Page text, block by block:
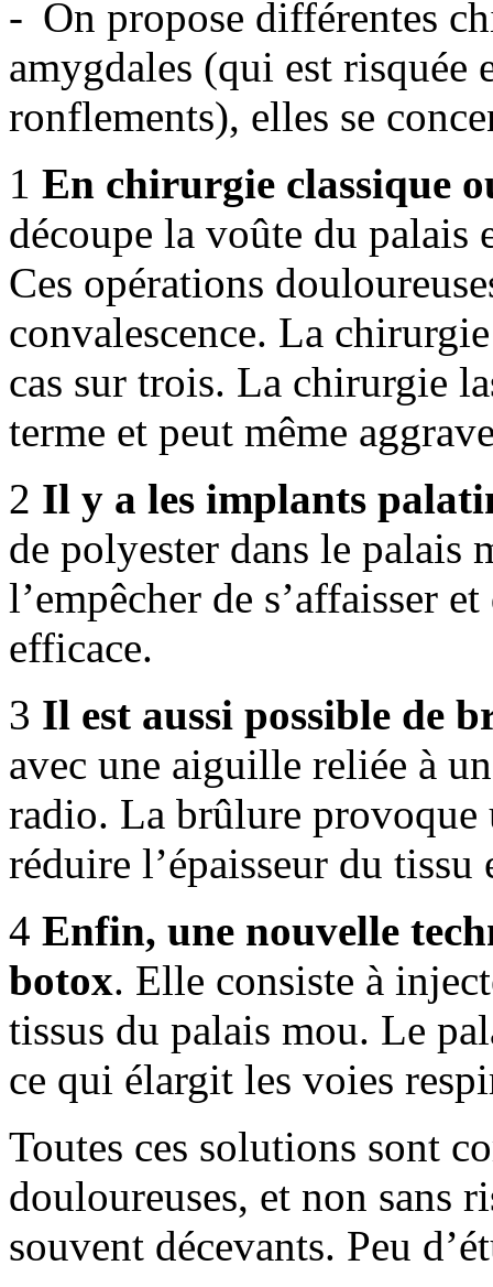
On propose différentes
amygdales (qui est risquée
ronflements), elles se
1 En chirurgie classique
découpe la voûte du palais
Ces opérations
convalescence. La
cas sur trois. La chirurgie
terme et peut même
2 Il y a les implants
de polyester dans le palais
l’empêcher de s’affaisser
efficace.
3 Il est aussi possible de
avec une aiguille reliée à
radio. La brûlure provoque
réduire l’épaisseur du
4 Enfin, une nouvelle
botox. Elle consiste à
tissus du palais mou. Le
ce qui élargit les voies
Toutes ces solutions sont
douloureuses, et non sans
souvent décevants. Peu